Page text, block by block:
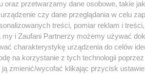
oraz przetwarzamy dane osobowe, takie
czy dane przeglądania w celu
treści, pomiar reklam i
i Zaufani Partnerzy możemy używać
charakterystykę urządzenia do celów
na korzystanie z tych technologii poprzez
zmienić/wycofać klikając przycisk